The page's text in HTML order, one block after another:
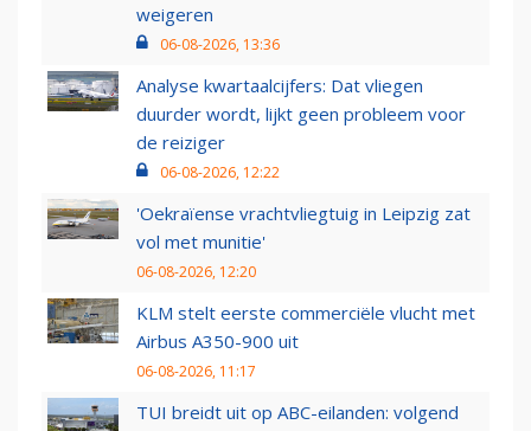
weigeren
06-08-2026, 13:36
Analyse kwartaalcijfers: Dat vliegen
duurder wordt, lijkt geen probleem voor
de reiziger
06-08-2026, 12:22
'Oekraïense vrachtvliegtuig in Leipzig zat
vol met munitie'
06-08-2026, 12:20
KLM stelt eerste commerciële vlucht met
Airbus A350-900 uit
06-08-2026, 11:17
TUI breidt uit op ABC-eilanden: volgend